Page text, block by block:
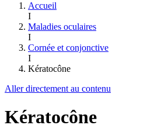
Accueil
I
Maladies oculaires
I
Cornée et conjonctive
I
Kératocône
Aller directement au contenu
Kératocône